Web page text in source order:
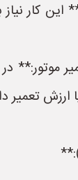
این کار
در
تعمیر